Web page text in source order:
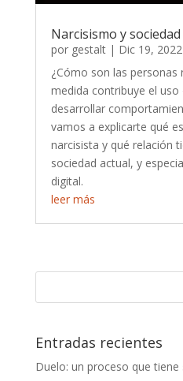
Narcisismo y
por gestalt| Dic 19, 2022
¿Cómo son las personas
medida contribuye el uso
desarrollar
vamos a explicarte qué
narcisista y qué relación
sociedad actual, y
digital.
leer más
Entradas recientes
Duelo: un proceso que tiene